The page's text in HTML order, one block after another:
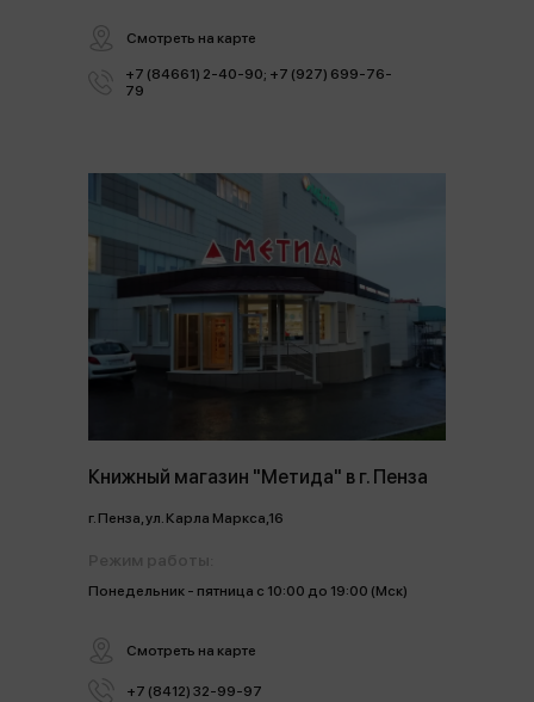
Смотреть на карте
+7 (84661) 2-40-90; +7 (927) 699-76-
79
Книжный магазин "Метида" в г. Пенза
г. Пенза, ул. Карла Маркса,16
Понедельник - пятница с 10:00 до 19:00 (Мск)
Смотреть на карте
+7 (8412) 32-99-97